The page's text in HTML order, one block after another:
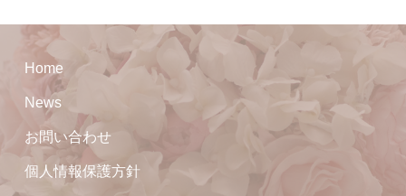
Home
News
お問い合わせ
個人情報保護方針